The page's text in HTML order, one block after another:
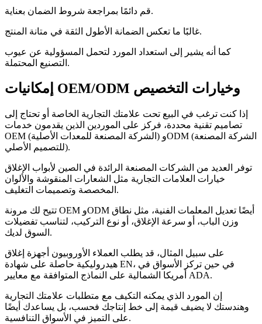
قم دائمًا بمراجعة شروط الضمان بعناية.
غالبًا ما تعكس الضمانة الأطول الثقة في متانة المنتج.
كما أنه يشير إلى استعداد المورد لتحمل المسؤولية عن عيوب
التصنيع المحتملة.
إمكانيات OEM/ODM وخيارات التخصيص
إذا كنت ترغب في البيع تحت علامتك التجارية الخاصة أو تحتاج إلى
تصاميم تقنية محددة، فركز على الموردين الذين يقدمون خدمات
OEM (الشركة المصنعة للمعدات الأصلية) وODM (الشركة المصنعة
للتصميم الأصلي).
توفر العديد من الشركات المصنعة الرائدة في الصين لأبواب الإغلاق
خيارات العلامات التجارية مثل الشعارات المنقوشة والألوان
المخصصة وتصميمات التغليف.
تتيح لك مرونة OEM وODM أيضًا تعديل المعلمات الفنية، مثل نطاق
وزن الباب، أو سرعة الإغلاق، أو نوع التركيب، لتناسب تفضيلات
السوق لديك.
على سبيل المثال، قد يطلب العملاء الأوروبيون أجهزة إغلاق
هيدروليكية حاصلة على شهادة EN، في حين تركز الأسواق في
أمريكا الشمالية على النماذج المتوافقة مع معايير ADA.
إن المورد الذي يمكنه التكيف مع متطلبات علامتك التجارية
وهندستك لا يضيف قيمة إلى خط إنتاجك فحسب، بل يساعدك أيضًا
على التميز في الأسواق التنافسية.